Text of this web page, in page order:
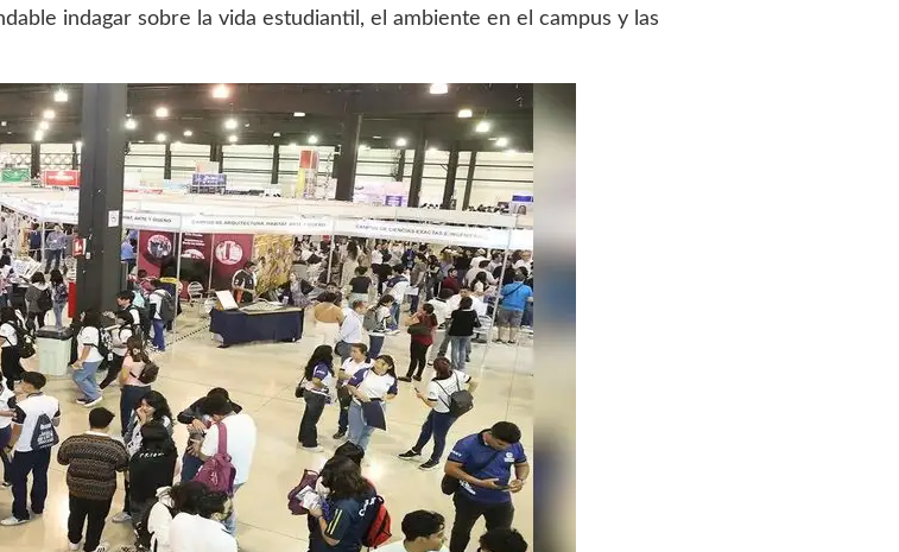
indagar sobre la vida estudiantil, el ambiente en el campus y las